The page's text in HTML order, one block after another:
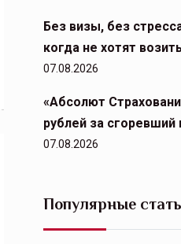
Без визы, без
когда не хотят
07.08.2026
«Абсолют
рублей за сгоревший
07.08.2026
Популярные